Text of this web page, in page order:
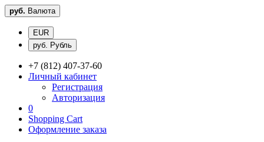
руб. Валюта
EUR
руб. Рубль
+7 (812) 407-37-60
Личный кабинет
Регистрация
Авторизация
0
Shopping Cart
Оформление заказа